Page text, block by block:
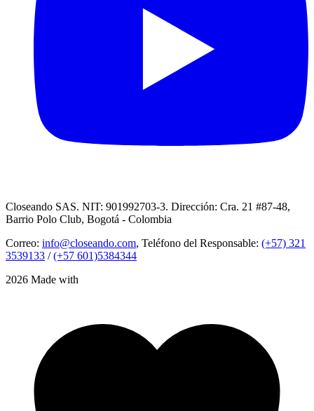
Closeando SAS. NIT: 901992703-3. Dirección: Cra. 21 #87-48,
Barrio Polo Club, Bogotá - Colombia
Correo: info@closeando.com, Teléfono del Responsable: (+57) 321
3539133 /(+57 601)5384344
2026 Made with